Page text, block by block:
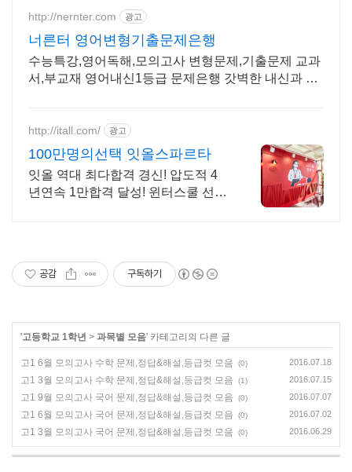
http://nernter.com 광고
너른터 영어변형기출문제은행
수능특강,영어독해,모의고사 변형문제,기출문제 교과
서,부교재 영어내신1등급 문제은행 갓벽한 내신과 수
http://itall.com/ 광고
100만명의선택 잇올스파르타
잇올 역대 최다합격 경신! 압도적 4
년연속 1만합격 달성! 윈터스쿨 선착
공감 구독하기
'고등학교 1학년 > 과목별 모음' 카테고리의 다른 글
고1 6월 모의고사 수학 문제,정답&해설,등급컷 모음 (0) 2016.07.18
고1 3월 모의고사 수학 문제,정답&해설,등급컷 모음 (1) 2016.07.15
고1 9월 모의고사 국어 문제,정답&해설,등급컷 모음 (0) 2016.07.07
고1 6월 모의고사 국어 문제,정답&해설,등급컷 모음 (0) 2016.07.02
고1 3월 모의고사 국어 문제,정답&해설,등급컷 모음 (0) 2016.06.29